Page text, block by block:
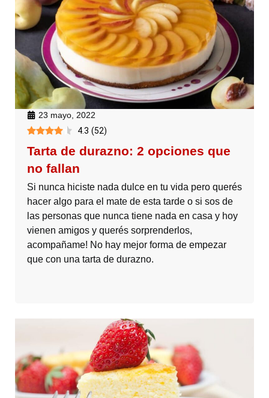
23 mayo, 2022
4.3 (52)
Tarta de durazno: 2 opciones que
no fallan
Si nunca hiciste nada dulce en tu vida pero querés
hacer algo para el mate de esta tarde o si sos de
las personas que nunca tiene nada en casa y hoy
vienen amigos y querés sorprenderlos,
acompañame! No hay mejor forma de empezar
que con una tarta de durazno.